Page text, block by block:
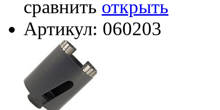
сравнить открыть
Артикул: 060203